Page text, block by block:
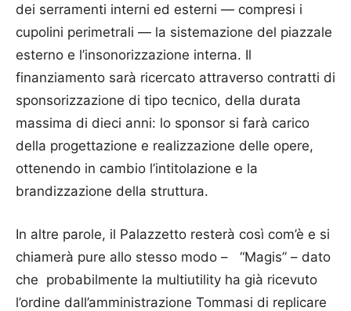
dei serramenti interni ed esterni — compresi i
cupolini perimetrali — la sistemazione del piazzale
esterno e l’insonorizzazione interna. Il
finanziamento sarà ricercato attraverso contratti di
sponsorizzazione di tipo tecnico, della durata
massima di dieci anni: lo sponsor si farà carico
della progettazione e realizzazione delle opere,
ottenendo in cambio l’intitolazione e la
brandizzazione della struttura.
In altre parole, il Palazzetto resterà così com’è e si
chiamerà pure allo stesso modo – “Magis” – dato
che probabilmente la multiutility ha già ricevuto
l’ordine dall’amministrazione Tommasi di replicare